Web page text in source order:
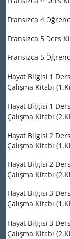
Fransızca 4
Fransızca 5 Ders
Fransızca 5
Hayat Bilgisi 1
Çalışma Kitabı
Hayat Bilgisi 1
Çalışma Kitabı
Hayat Bilgisi 2
Çalışma Kitabı
Hayat Bilgisi 2
Çalışma Kitabı
Hayat Bilgisi 3
Çalışma Kitabı
Hayat Bilgisi 3
Çalışma Kitabı